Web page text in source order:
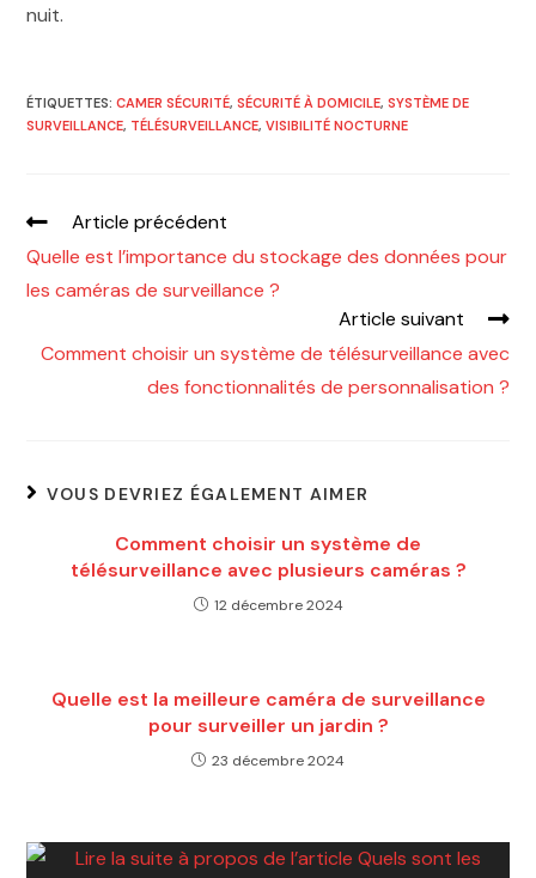
nuit.
ÉTIQUETTES:CAMER SÉCURITÉ, SÉCURITÉ À DOMICILE, SYSTÈME DE
SURVEILLANCE, TÉLÉSURVEILLANCE, VISIBILITÉ NOCTURNE
Article précédent
Quelle est l’importance du stockage des données pour
les caméras de surveillance ?
Article suivant
Comment choisir un système de télésurveillance avec
des fonctionnalités de personnalisation ?
VOUS DEVRIEZ ÉGALEMENT AIMER
Comment choisir un système de
télésurveillance avec plusieurs caméras ?
12 décembre 2024
Quelle est la meilleure caméra de surveillance
pour surveiller un jardin ?
23 décembre 2024